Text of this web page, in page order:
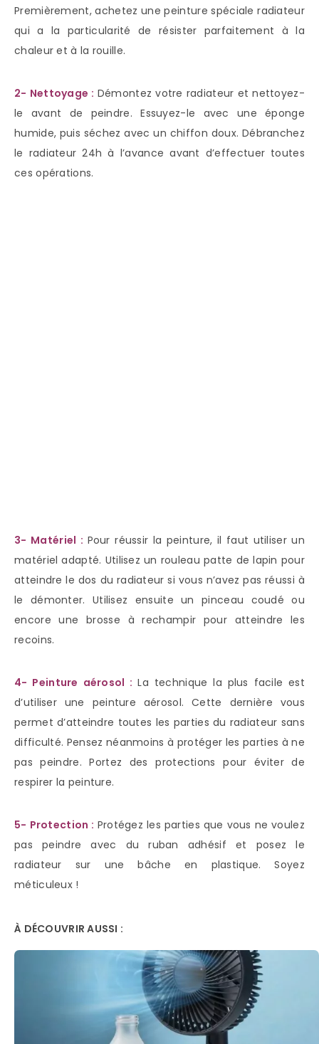
Premièrement, achetez une peinture spéciale radiateur
qui a la particularité de résister parfaitement à la
chaleur et à la rouille.
2- Nettoyage : Démontez votre radiateur et nettoyez-
le avant de peindre. Essuyez-le avec une éponge
humide, puis séchez avec un chiffon doux. Débranchez
le radiateur 24h à l’avance avant d’effectuer toutes
ces opérations.
3- Matériel : Pour réussir la peinture, il faut utiliser un
matériel adapté. Utilisez un rouleau patte de lapin pour
atteindre le dos du radiateur si vous n’avez pas réussi à
le démonter. Utilisez ensuite un pinceau coudé ou
encore une brosse à rechampir pour atteindre les
recoins.
4- Peinture aérosol :La technique la plus facile est
d’utiliser une peinture aérosol. Cette dernière vous
permet d’atteindre toutes les parties du radiateur sans
difficulté. Pensez néanmoins à protéger les parties à ne
pas peindre. Portez des protections pour éviter de
respirer la peinture.
5- Protection : Protégez les parties que vous ne voulez
pas peindre avec du ruban adhésif et posez le
radiateur sur une bâche en plastique. Soyez
méticuleux !
À DÉCOUVRIR AUSSI :